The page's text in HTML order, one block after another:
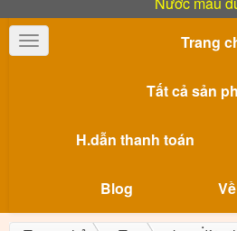
Toggle
navigation
Trang
Tất cả sản
H.dẫn thanh toán
Blog